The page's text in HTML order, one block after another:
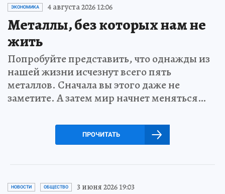
ЭКОНОМИКА 4 августа 2026 12:06
Металлы, без которых нам не
жить
Попробуйте представить, что однажды из
нашей жизни исчезнут всего пять
металлов. Сначала вы этого даже не
заметите. А затем мир начнет меняться…
ПРОЧИТАТЬ
НОВОСТИ ОБЩЕСТВО 3 июня 2026 19:03